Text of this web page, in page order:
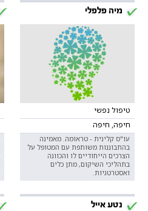
מיה פלפלי
טיפול נפשי
חיפה, חיפה
עו"ס קלינית - טראומה. מאמינה
בהתבוננות משותפת עם המטופל על
הצרכים הייחודיים לו והכוונה
בתהליכי השיקום, מתן כלים
ואסטרטגיות.
נטע אייל